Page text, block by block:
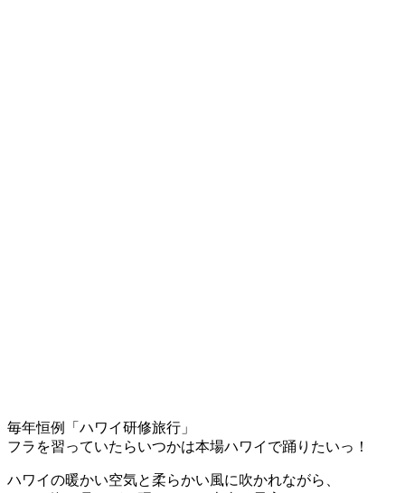
毎年恒例「ハワイ研修旅行」
フラを習っていたらいつかは本場ハワイで踊りたいっ！
ハワイの暖かい空気と柔らかい風に吹かれながら、